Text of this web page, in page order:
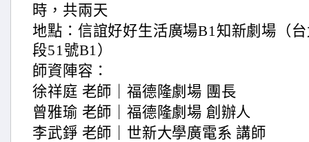
時，共兩天
地點：信誼好好生活廣場B1知新劇場（
段51號B1）
師資陣容：
徐祥庭 老師｜福德隆劇場 團長
曾雅瑜 老師｜福德隆劇場 創辦人
李武錚 老師｜世新大學廣電系 講師